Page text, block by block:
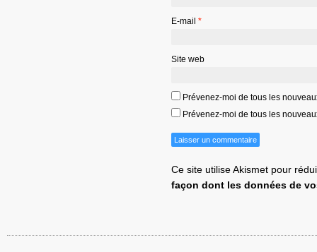
E-mail *
Site web
Prévenez-moi de tous les
Prévenez-moi de tous les
Ce site utilise Akismet pour
façon dont les données de